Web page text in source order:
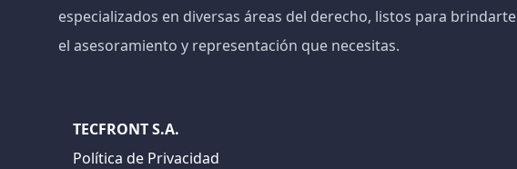
especializados en diversas áreas del derecho, listos para brindarte
el asesoramiento y representación que necesitas.
TECFRONT S.A.
Política de Privacidad